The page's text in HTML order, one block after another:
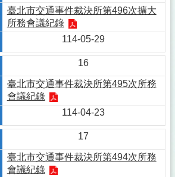
臺北市交通事件裁決所第496次擴大
所務會議紀錄
114-05-29
16
臺北市交通事件裁決所第495次所務
會議紀錄
114-04-23
17
臺北市交通事件裁決所第494次所務
會議紀錄